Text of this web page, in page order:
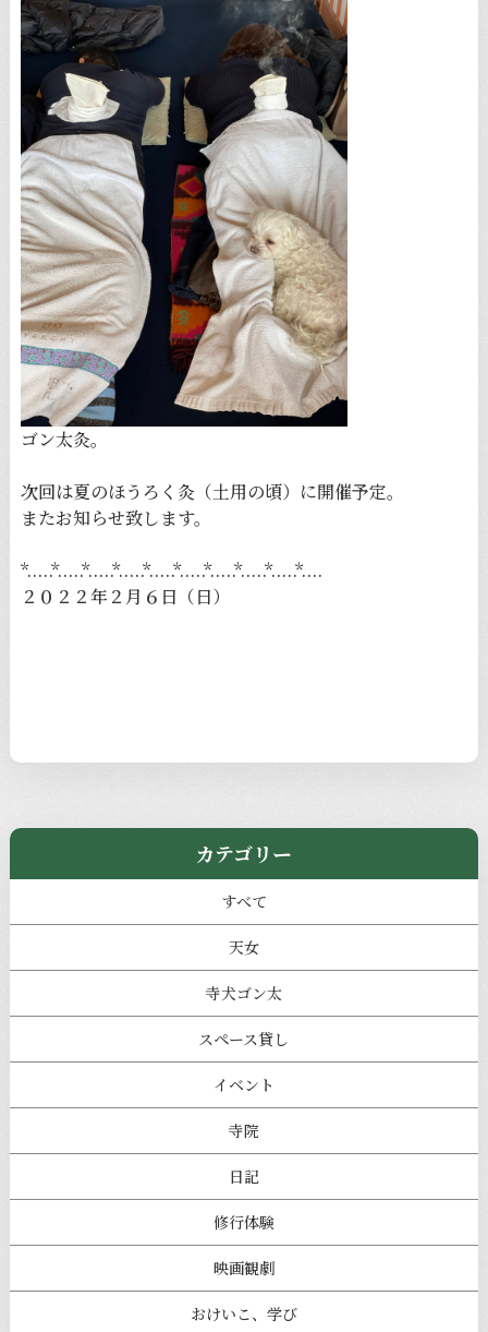
ゴン太灸。
次回は夏のほうろく灸（土用の頃）に開催予定。
またお知らせ致します。
*.....*.....*.....*.....*.....*.....*.....*.....*.....*....
２０２２年２月６日（日）
カテゴリー
すべて
天女
寺犬ゴン太
スペース貸し
イベント
寺院
日記
修行体験
映画観劇
おけいこ、学び